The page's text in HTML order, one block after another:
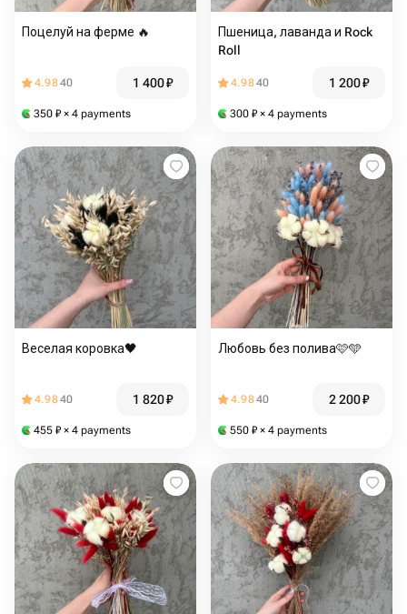
Поцелуй на ферме 🔥
4.9840 1 400₽
350 ₽ × 4 payments
Пшеница, лаванда и Rock
Roll
4.9840 1 200₽
300 ₽ × 4 payments
Веселая коровка🖤
4.9840 1 820₽
455 ₽ × 4 payments
Любовь без полива🩷🩵
4.9840 2 200₽
550 ₽ × 4 payments